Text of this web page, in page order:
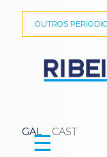
GAL CAST
OUTROS
☰